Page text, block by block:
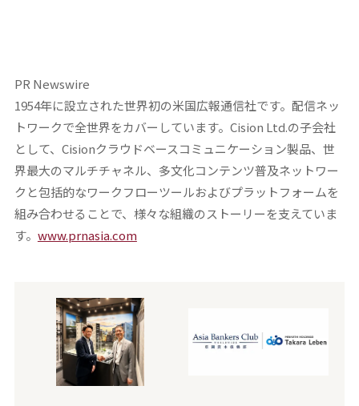
PR Newswire
1954年に設立された世界初の米国広報通信社です。配信ネッ
トワークで全世界をカバーしています。Cision Ltd.の子会社
として、Cisionクラウドベースコミュニケーション製品、世
界最大のマルチチャネル、多文化コンテンツ普及ネットワー
クと包括的なワークフローツールおよびプラットフォームを
組み合わせることで、様々な組織のストーリーを支えていま
す。 www.prnasia.com